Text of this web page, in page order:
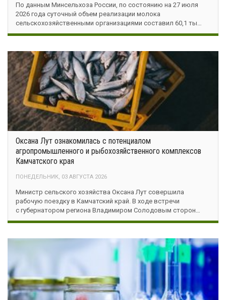
По данным Минсельхоза России, по состоянию на 27 июля
2026 года суточный объем реализации молока
сельскохозяйственными организациями составил 60,1 ты…
Оксана Лут ознакомилась с потенциалом
агропромышленного и рыбохозяйственного комплексов
Камчатского края
ПОНЕДЕЛЬНИК, 03 АВГУСТА 2026
Министр сельского хозяйства Оксана Лут совершила
рабочую поездку в Камчатский край. В ходе встречи
с губернатором региона Владимиром Солодовым сторон…